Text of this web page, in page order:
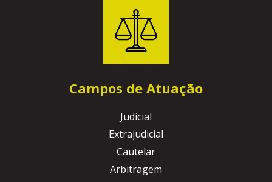
Campos de Atuação
Judicial
Extrajudicial
Cautelar
Arbitragem